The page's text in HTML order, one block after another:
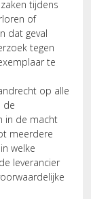
tijdens
of
dat geval
tegen
te
op alle
de
in de macht
meerdere
welke
leverancier